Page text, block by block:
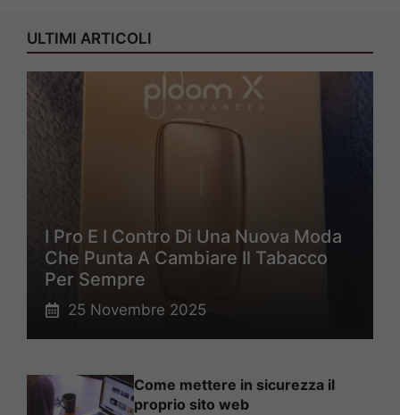
ULTIMI ARTICOLI
I Pro E I Contro Di Una Nuova Moda
Che Punta A Cambiare Il Tabacco
Per Sempre
25 Novembre 2025
Come mettere in sicurezza il
proprio sito web